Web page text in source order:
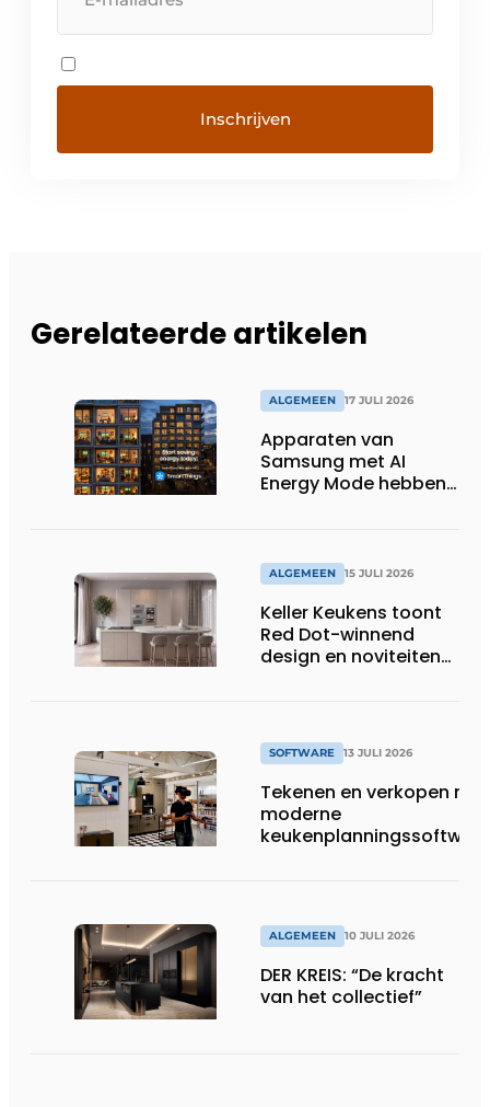
Gerelateerde artikelen
ALGEMEEN 17 JULI 2026
Apparaten van
Samsung met AI
Energy Mode hebben
huishoudens, wat
overeenkomt met het
wassen van 22.023.110
voetbalshirts
ALGEMEEN 15 JULI 2026
Keller Keukens toont
Red Dot-winnend
design en noviteiten
SOFTWARE 13 JULI 2026
Tekenen en verkopen met
moderne
keukenplanningssoftware
ALGEMEEN 10 JULI 2026
DER KREIS: “De kracht
van het collectief”